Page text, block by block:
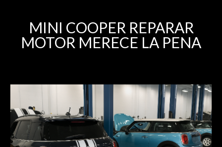
MINI COOPER REPARAR
MOTOR MERECE LA PENA